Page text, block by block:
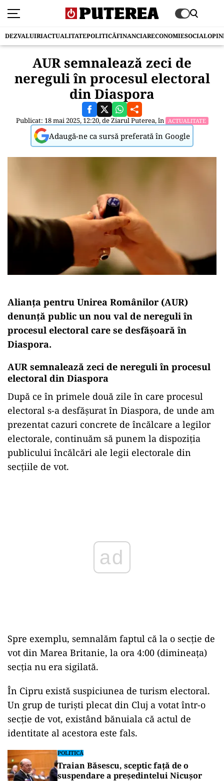
DEZVALUIRIACTUALITATEPOLITICĂFINANCIARECONOMIESOCIAL
AUR semnalează zeci de
nereguli în procesul electoral
din Diaspora
Publicat: 18 mai 2025, 12:20, deZiarul Puterea, în ACTUALITATE
Adaugă-ne ca sursă preferată în Google
Alianța pentru Unirea Românilor (AUR)
denunță public un nou val de nereguli în
procesul electoral care se desfășoară în
Diaspora.
AUR semnalează zeci de nereguli în procesul
electoral din Diaspora
După ce în primele două zile în care procesul
electoral s-a desfășurat în Diaspora, de unde am
prezentat cazuri concrete de încălcare a legilor
electorale, continuăm să punem la dispoziția
publicului încălcări ale legii electorale din
secțiile de vot.
Spre exemplu, semnalăm faptul că la o secție de
vot din Marea Britanie, la ora 4:00 (dimineața)
secția nu era sigilată.
În Cipru există suspiciunea de turism electoral.
Un grup de turiști plecat din Cluj a votat într-o
secție de vot, existând bănuiala că actul de
identitate al acestora este fals.
POLITICĂ
Traian Băsescu, sceptic față de o
suspendare a președintelui Nicușor